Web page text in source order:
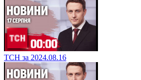
ТСН за 2024.08.16